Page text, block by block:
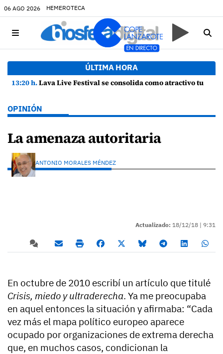
06 AGO 2026 HEMEROTECA
ÚLTIMA HORA
13:20 h.Lava Live Festival se consolida como atractivo turístico y agente dinamizador de la economía de Lanzarote
OPINIÓN
La amenaza autoritaria
ANTONIO MORALES MÉNDEZ
Actualizado: 18/12/18 | 9:31
En octubre de 2010 escribí un artículo que titulé
Crisis, miedo y ultraderecha. Ya me preocupaba
en aquel entonces la situación y afirmaba: “Cada
vez más el mapa político europeo aparece
ocupado por organizaciones de extrema derecha
que, en muchos casos, condicionan la